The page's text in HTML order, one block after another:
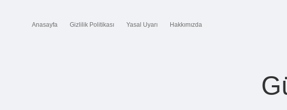
Anasayfa Gizlilik Politikası Yasal Uyarı Hakkımızda